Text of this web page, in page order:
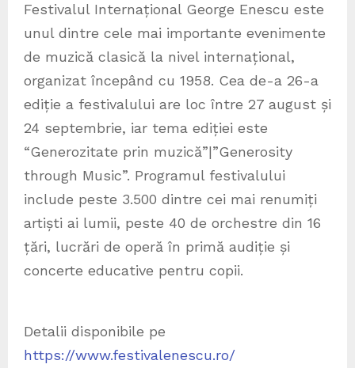
Festivalul Internațional George Enescu este
unul dintre cele mai importante evenimente
de muzică clasică la nivel internațional,
organizat începând cu 1958. Cea de-a 26-a
ediție a festivalului are loc între 27 august și
24 septembrie, iar tema ediției este
“Generozitate prin muzică”|”Generosity
through Music”. Programul festivalului
include peste 3.500 dintre cei mai renumiți
artiști ai lumii, peste 40 de orchestre din 16
țări, lucrări de operă în primă audiție și
concerte educative pentru copii.
Detalii disponibile pe
https://www.festivalenescu.ro/